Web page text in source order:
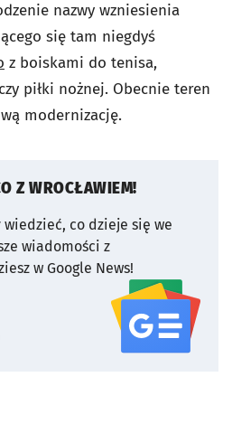
nazwy wzniesienia
się tam niegdyś
z boiskami do tenisa,
piłki nożnej. Obecnie teren
modernizację.
Z WROCŁAWIEM!
wiedzieć, co dzieje się we
wiadomości z
w Google News!
serwisu